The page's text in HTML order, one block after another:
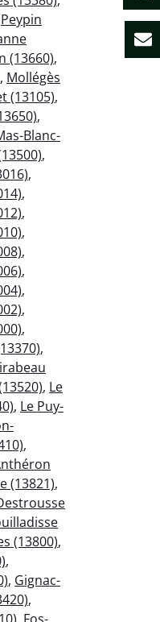
Peypin
(13660),
, Mollégès
(13105),
,
Blanc-
,
,
,
,
,
,
,
,
,
,
,
, Le
, Le Puy-
,
(13821),
(13800),
,
, Gignac-
,